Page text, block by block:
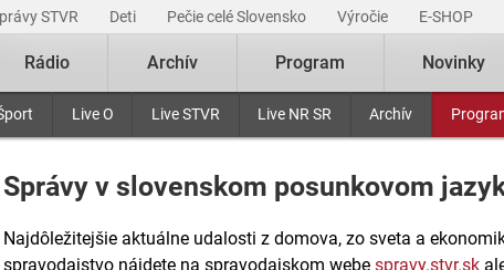
STVR Deti Pečie celé Slovensko Výročie E-SHOP
Live O Live STVR Live NR SR Archív
Rádio Archív Program Novinky
Správy v slovenskom posunkovom
Najdôležitejšie aktuálne udalosti z domova, zo sveta a
spravodajstvo nájdete na spravodajskom webe spravy.stvr.sk